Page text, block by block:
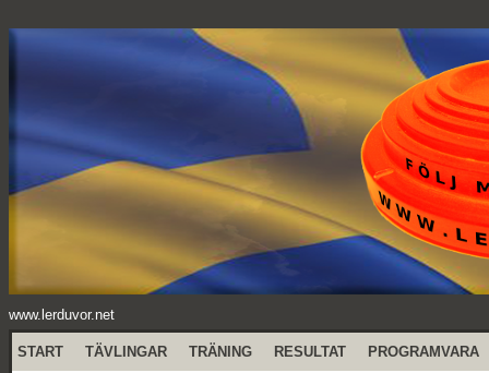
www.lerduvor.net
START TÄVLINGAR TRÄNING RESULTAT PROGRAMVARA